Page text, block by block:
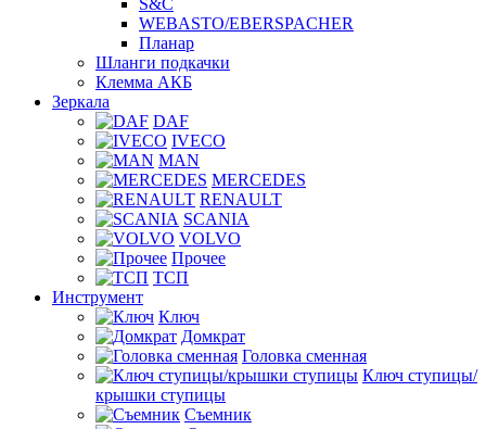
S&C
WEBASTO/EBERSPACHER
Планар
Шланги подкачки
Клемма АКБ
Зеркала
DAF
IVECO
MAN
MERCEDES
RENAULT
SCANIA
VOLVO
Прочее
ТСП
Инструмент
Ключ
Домкрат
Головка сменная
Ключ ступицы/
крышки ступицы
Съемник